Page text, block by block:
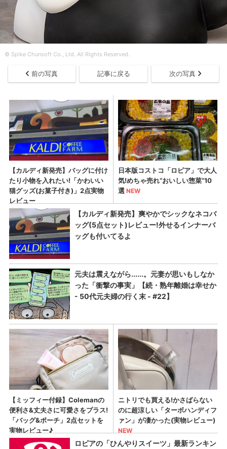
© Spike Chunsoft Co., Ltd. All Rights Reserved.
前の写真 記事に戻る 次の写真